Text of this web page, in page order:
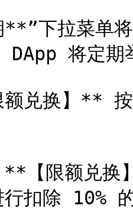
下拉菜单将
将定期
兑换】**
【限额兑换
扣除 10%